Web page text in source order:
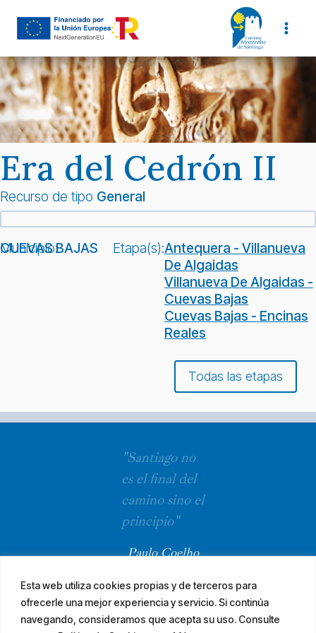
Esta web utiliza cookies propias y de terceros para
ofrecerle una mejor experiencia y servicio. Si continúa
navegando, consideramos que acepta su uso. Consulte
Era del Cedrón II
Recurso de tipo General
Municipio:
CUEVAS BAJAS Etapa(s):Antequera - Villanueva
De Algaidas
Villanueva De Algaidas -
Cuevas Bajas
Cuevas Bajas - Encinas
Reales
Todas las etapas
"Santiago no
es el final del
camino sino el
principio"
Paulo Coelho